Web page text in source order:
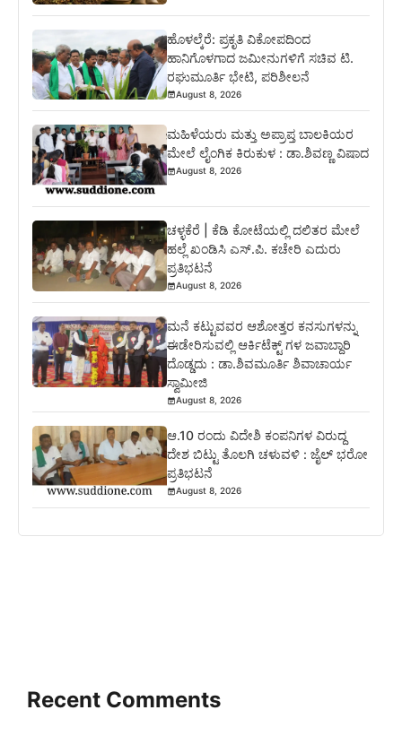
ಹೊಳಲ್ಕೆರೆ: ಪ್ರಕೃತಿ ವಿಕೋಪದಿಂದ
ಹಾನಿಗೊಳಗಾದ ಜಮೀನುಗಳಿಗೆ ಸಚಿವ ಟಿ.
ರಘುಮೂರ್ತಿ ಭೇಟಿ, ಪರಿಶೀಲನೆ
August 8, 2026
ಮಹಿಳೆಯರು ಮತ್ತು ಅಪ್ರಾಪ್ತ ಬಾಲಕಿಯರ
ಮೇಲೆ ಲೈಂಗಿಕ ಕಿರುಕುಳ : ಡಾ.ಶಿವಣ್ಣ ವಿಷಾದ
August 8, 2026
ಚಳ್ಳಕೆರೆ | ಕೆಡಿ ಕೋಟೆಯಲ್ಲಿ ದಲಿತರ ಮೇಲೆ
ಹಲ್ಲೆ ಖಂಡಿಸಿ ಎಸ್.ಪಿ. ಕಚೇರಿ ಎದುರು
ಪ್ರತಿಭಟನೆ
August 8, 2026
ಮನೆ ಕಟ್ಟುವವರ ಆಶೋತ್ತರ ಕನಸುಗಳನ್ನು
ಈಡೇರಿಸುವಲ್ಲಿ ಆರ್ಕಿಟೆಕ್ಟ್ ಗಳ ಜವಾಬ್ದಾರಿ
ದೊಡ್ಡದು : ಡಾ.ಶಿವಮೂರ್ತಿ ಶಿವಾಚಾರ್ಯ
ಸ್ವಾಮೀಜಿ
August 8, 2026
ಆ.10 ರಂದು ವಿದೇಶಿ ಕಂಪನಿಗಳ ವಿರುದ್ದ
ದೇಶ ಬಿಟ್ಟು ತೊಲಗಿ ಚಳುವಳಿ : ಜೈಲ್ ಭರೋ
ಪ್ರತಿಭಟನೆ
August 8, 2026
Recent Comments